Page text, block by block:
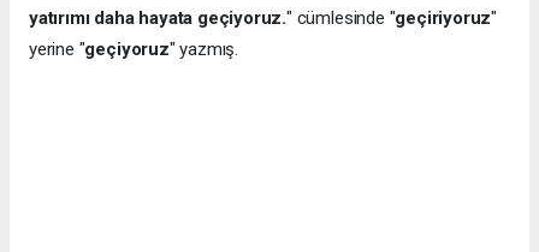
yatırımı daha hayata geçiyoruz." cümlesinde "geçiriyoruz"
yerine "geçiyoruz" yazmış.